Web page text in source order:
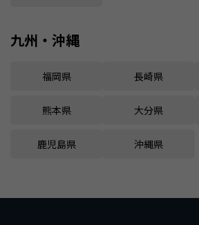
九州・沖縄
福岡県 長崎県
熊本県 大分県
鹿児島県 沖縄県